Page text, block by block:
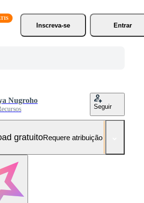
Inscreva-se
Entrar
Nugroho
Seguir
gratuitoRequere atribuição